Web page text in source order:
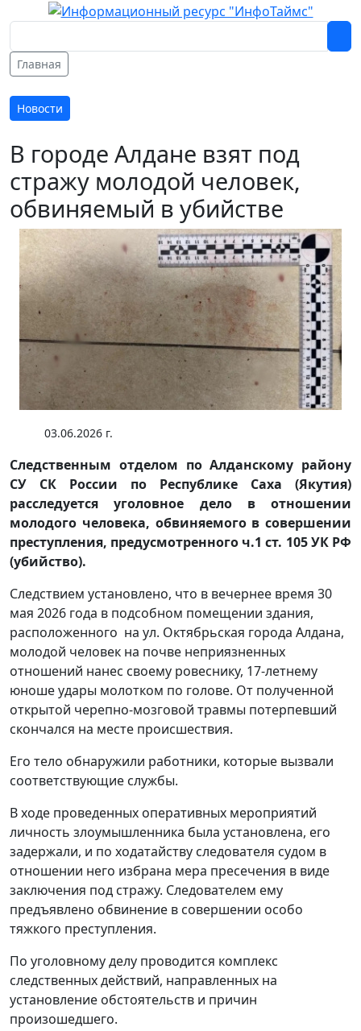
Главная
Новости
В городе Алдане взят под
стражу молодой человек,
обвиняемый в убийстве
03.06.2026 г.
Следственным отделом по Алданскому району
СУ СК России по Республике Саха (Якутия)
расследуется уголовное дело в отношении
молодого человека, обвиняемого в совершении
преступления, предусмотренного ч.1 ст. 105 УК РФ
(убийство).
Следствием установлено, что в вечернее время 30
мая 2026 года в подсобном помещении здания,
расположенного на ул. Октябрьская города Алдана,
молодой человек на почве неприязненных
отношений нанес своему ровеснику, 17-летнему
юноше удары молотком по голове. От полученной
открытой черепно-мозговой травмы потерпевший
скончался на месте происшествия.
Его тело обнаружили работники, которые вызвали
соответствующие службы.
В ходе проведенных оперативных мероприятий
личность злоумышленника была установлена, его
задержали, и по ходатайству следователя судом в
отношении него избрана мера пресечения в виде
заключения под стражу. Следователем ему
предъявлено обвинение в совершении особо
тяжкого преступления.
По уголовному делу проводится комплекс
следственных действий, направленных на
установление обстоятельств и причин
произошедшего.